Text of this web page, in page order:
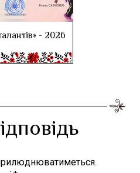
- 2026